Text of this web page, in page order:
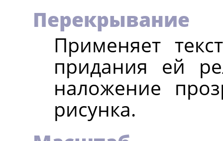
Перекрывание
Применяет
придания ей
наложение
рисунка.